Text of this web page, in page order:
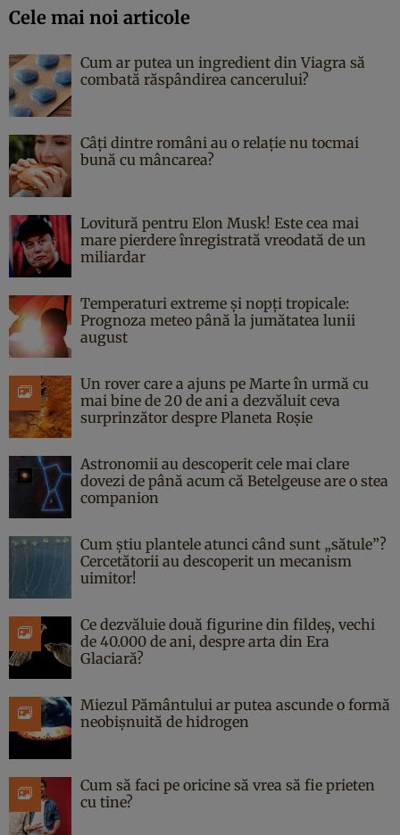
Cele mai noi articole
Cum ar putea un ingredient din Viagra să
combată răspândirea cancerului?
Câți dintre români au o relație nu tocmai
bună cu mâncarea?
Lovitură pentru Elon Musk! Este cea mai
mare pierdere înregistrată vreodată de un
miliardar
Temperaturi extreme și nopți tropicale:
Prognoza meteo până la jumătatea lunii
august
Un rover care a ajuns pe Marte în urmă cu
mai bine de 20 de ani a dezvăluit ceva
surprinzător despre Planeta Roșie
Astronomii au descoperit cele mai clare
dovezi de până acum că Betelgeuse are o stea
companion
Cum știu plantele atunci când sunt „sătule”?
Cercetătorii au descoperit un mecanism
uimitor!
Ce dezvăluie două figurine din fildeș, vechi
de 40.000 de ani, despre arta din Era
Glaciară?
Miezul Pământului ar putea ascunde o formă
neobișnuită de hidrogen
Cum să faci pe oricine să vrea să fie prieten
cu tine?